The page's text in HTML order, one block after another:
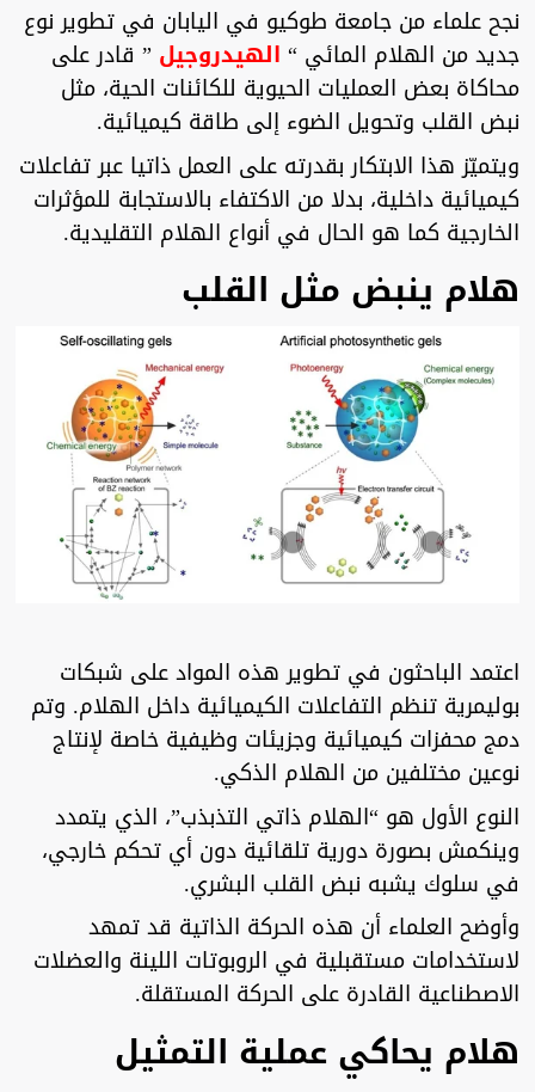
نجح علماء من جامعة طوكيو في اليابان في تطوير نوع
جديد من الهلام المائي “ الهيدروجيل ” قادر على
محاكاة بعض العمليات الحيوية للكائنات الحية، مثل
نبض القلب وتحويل الضوء إلى طاقة كيميائية.
ويتميّز هذا الابتكار بقدرته على العمل ذاتيا عبر تفاعلات
كيميائية داخلية، بدلا من الاكتفاء بالاستجابة للمؤثرات
الخارجية كما هو الحال في أنواع الهلام التقليدية.
هلام ينبض مثل القلب
اعتمد الباحثون في تطوير هذه المواد على شبكات
بوليمرية تنظم التفاعلات الكيميائية داخل الهلام. وتم
دمج محفزات كيميائية وجزيئات وظيفية خاصة لإنتاج
نوعين مختلفين من الهلام الذكي.
النوع الأول هو “الهلام ذاتي التذبذب”، الذي يتمدد
وينكمش بصورة دورية تلقائية دون أي تحكم خارجي،
في سلوك يشبه نبض القلب البشري.
وأوضح العلماء أن هذه الحركة الذاتية قد تمهد
لاستخدامات مستقبلية في الروبوتات اللينة والعضلات
الاصطناعية القادرة على الحركة المستقلة.
هلام يحاكي عملية التمثيل